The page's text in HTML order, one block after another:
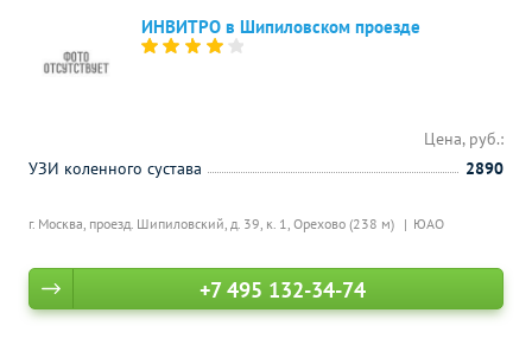
ИНВИТРО в Шипиловском проезде
г. Москва, проезд. Шипиловский, д. 39, к. 1, Орехово (238 м) ЮАО
Цена, руб.:
УЗИ коленного сустава
2890
+7 495 132-34-74